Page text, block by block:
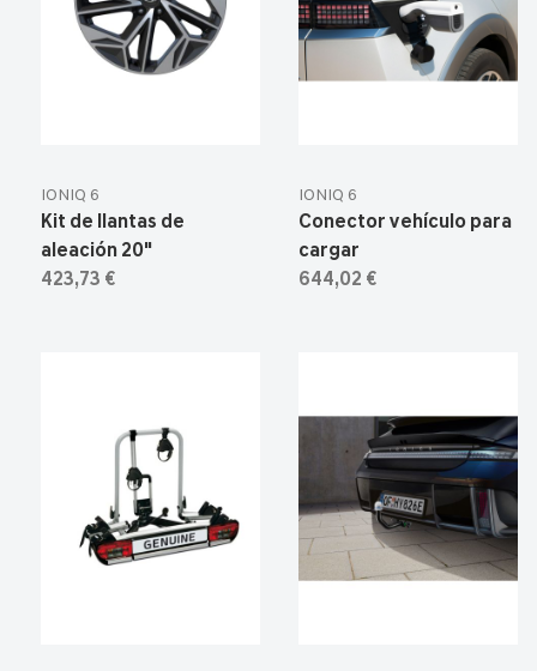
IONIQ 6
Kit de llantas de
aleación 20"
423,73 €
IONIQ 6
Conector vehículo para
cargar
644,02 €